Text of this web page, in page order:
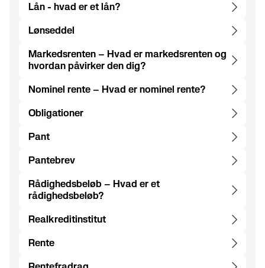
Lån - hvad er et lån?
Lønseddel
Markedsrenten – Hvad er markedsrenten og
hvordan påvirker den dig?
Nominel rente – Hvad er nominel rente?
Obligationer
Pant
Pantebrev
Rådighedsbeløb – Hvad er et
rådighedsbeløb?
Realkreditinstitut
Rente